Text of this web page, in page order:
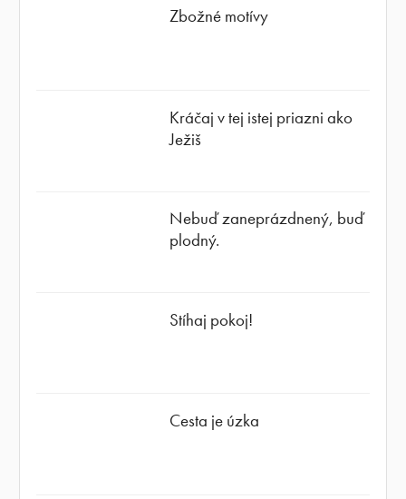
Zbožné motívy
Kráčaj v tej istej priazni ako
Ježiš
Nebuď zaneprázdnený, buď
plodný.
Stíhaj pokoj!
Cesta je úzka